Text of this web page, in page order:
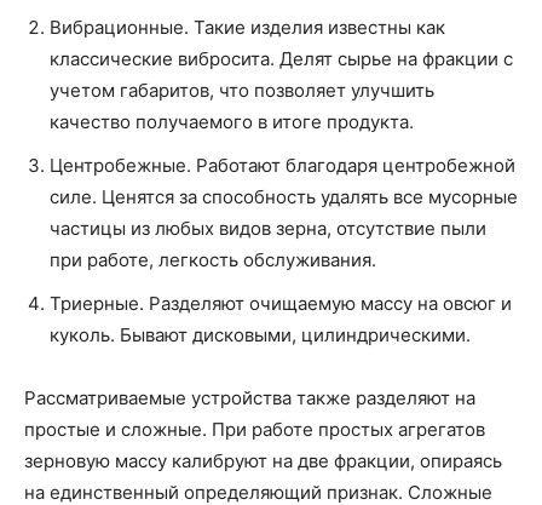
Вибрационные. Такие изделия известны как
классические вибросита. Делят сырье на фракции с
учетом габаритов, что позволяет улучшить
качество получаемого в итоге продукта.
Центробежные. Работают благодаря центробежной
силе. Ценятся за способность удалять все мусорные
частицы из любых видов зерна, отсутствие пыли
при работе, легкость обслуживания.
Триерные. Разделяют очищаемую массу на овсюг и
куколь. Бывают дисковыми, цилиндрическими.
Рассматриваемые устройства также разделяют на
простые и сложные. При работе простых агрегатов
зерновую массу калибруют на две фракции, опираясь
на единственный определяющий признак. Сложные